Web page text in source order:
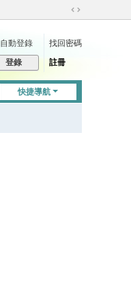
切
到
自動登錄
找回密碼
登錄 註冊
快捷導航